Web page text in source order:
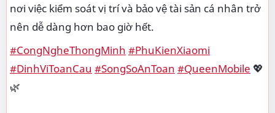
nơi việc kiểm soát vị trí và bảo vệ tài sản cá nhân trở
nên dễ dàng hơn bao giờ hết.
#CongNgheThongMinh #PhuKienXiaomi
#DinhViToanCau #SongSoAnToan #QueenMobile 💖
🌿